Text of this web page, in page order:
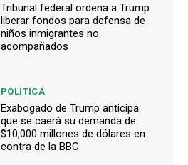
Tribunal federal ordena a Trump
liberar fondos para defensa de
niños inmigrantes no
acompañados
POLÍTICA
Exabogado de Trump anticipa
que se caerá su demanda de
$10,000 millones de dólares en
contra de la BBC